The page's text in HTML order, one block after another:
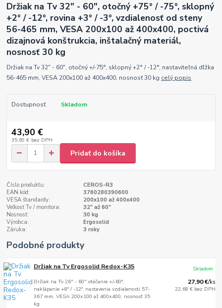
Držiak na Tv 32" - 60", otočný +75° / -75°, sklopný
+2° / -12°, rovina +3° / -3°, vzdialenosť od steny
56-465 mm, VESA 200x100 až 400x400, poctivá
dizajnová konštrukcia, inštalačný materiál,
nosnosť 30 kg
Držiak na Tv 32" - 60", otočný +/-75°, sklopný +2° / -12°, nastaviteľná dľžka
56-465 mm, VESA 200x100 až 400x400, nosnosť 30 kg celý popis
Dostupnosť Skladom
43,90 €
35,69 € bez DPH
Pridať do košíka
Číslo produktu:
CEROS-R3
EAN kód:
3760280390600
VESA štandardy:
200x100 až 400x400
Veľkosť Tv / monitora:
32" až 60"
Nosnosť:
30 kg
Výrobca:
Ergosolid
Záruka:
3 roky
Podobné produkty
Držiak na Tv Ergosolid Redox-K35
Držiak na Tv 26" - 60" otáčanie +/-60°,
naklápanie +8° / -12°, nastavenia vzdialenosti 57-
367 mm, VESA 200x100 až 400x400, nosnosť 35
kg
27,90 €/ks
22,68 € bez DPH
Skladom